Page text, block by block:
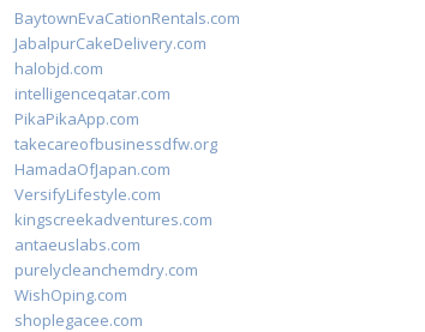
BaytownEvaCationRentals.com
JabalpurCakeDelivery.com
halobjd.com
intelligenceqatar.com
PikaPikaApp.com
takecareofbusinessdfw.org
HamadaOfJapan.com
VersifyLifestyle.com
kingscreekadventures.com
antaeuslabs.com
purelycleanchemdry.com
WishOping.com
shoplegacee.com